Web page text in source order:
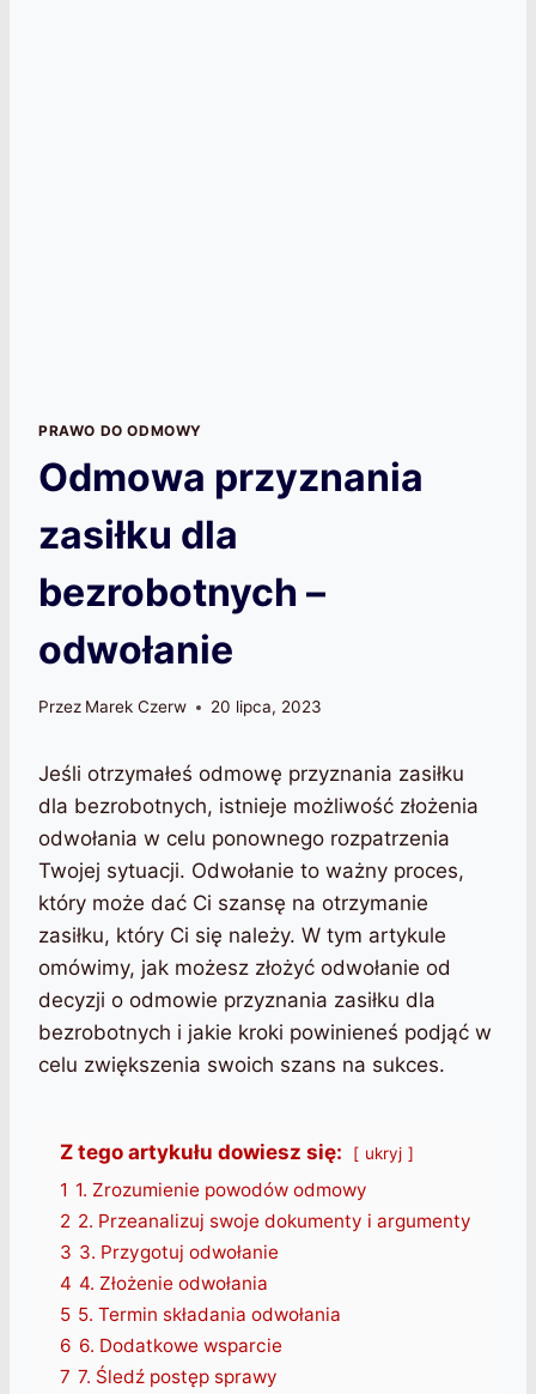
PRAWO DO ODMOWY
Odmowa przyznania
zasiłku dla
bezrobotnych –
odwołanie
Przez Marek Czerw 20 lipca, 2023
Jeśli otrzymałeś odmowę przyznania zasiłku
dla bezrobotnych, istnieje możliwość złożenia
odwołania w celu ponownego rozpatrzenia
Twojej sytuacji. Odwołanie to ważny proces,
który może dać Ci szansę na otrzymanie
zasiłku, który Ci się należy. W tym artykule
omówimy, jak możesz złożyć odwołanie od
decyzji o odmowie przyznania zasiłku dla
bezrobotnych i jakie kroki powinieneś podjąć w
celu zwiększenia swoich szans na sukces.
Z tego artykułu dowiesz się: ukryj
1 1. Zrozumienie powodów odmowy
2 2. Przeanalizuj swoje dokumenty i argumenty
3 3. Przygotuj odwołanie
4 4. Złożenie odwołania
5 5. Termin składania odwołania
6 6. Dodatkowe wsparcie
7 7. Śledź postęp sprawy